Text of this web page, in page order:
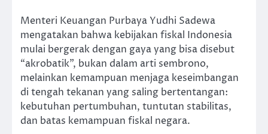
Menteri Keuangan Purbaya Yudhi Sadewa
mengatakan bahwa kebijakan fiskal Indonesia
mulai bergerak dengan gaya yang bisa disebut
“akrobatik”, bukan dalam arti sembrono,
melainkan kemampuan menjaga keseimbangan
di tengah tekanan yang saling bertentangan:
kebutuhan pertumbuhan, tuntutan stabilitas,
dan batas kemampuan fiskal negara.